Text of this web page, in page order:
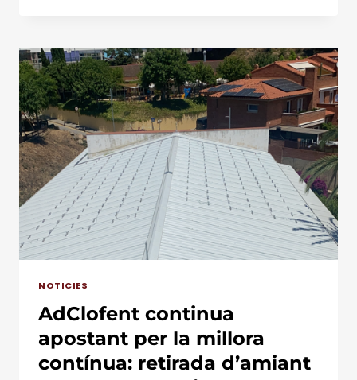
TRANSPIRABLE,
TERMORREGULADOR
I
CONFORTABLE
NOTICIES
AdClofent continua
apostant per la millora
contínua: retirada d’amiant